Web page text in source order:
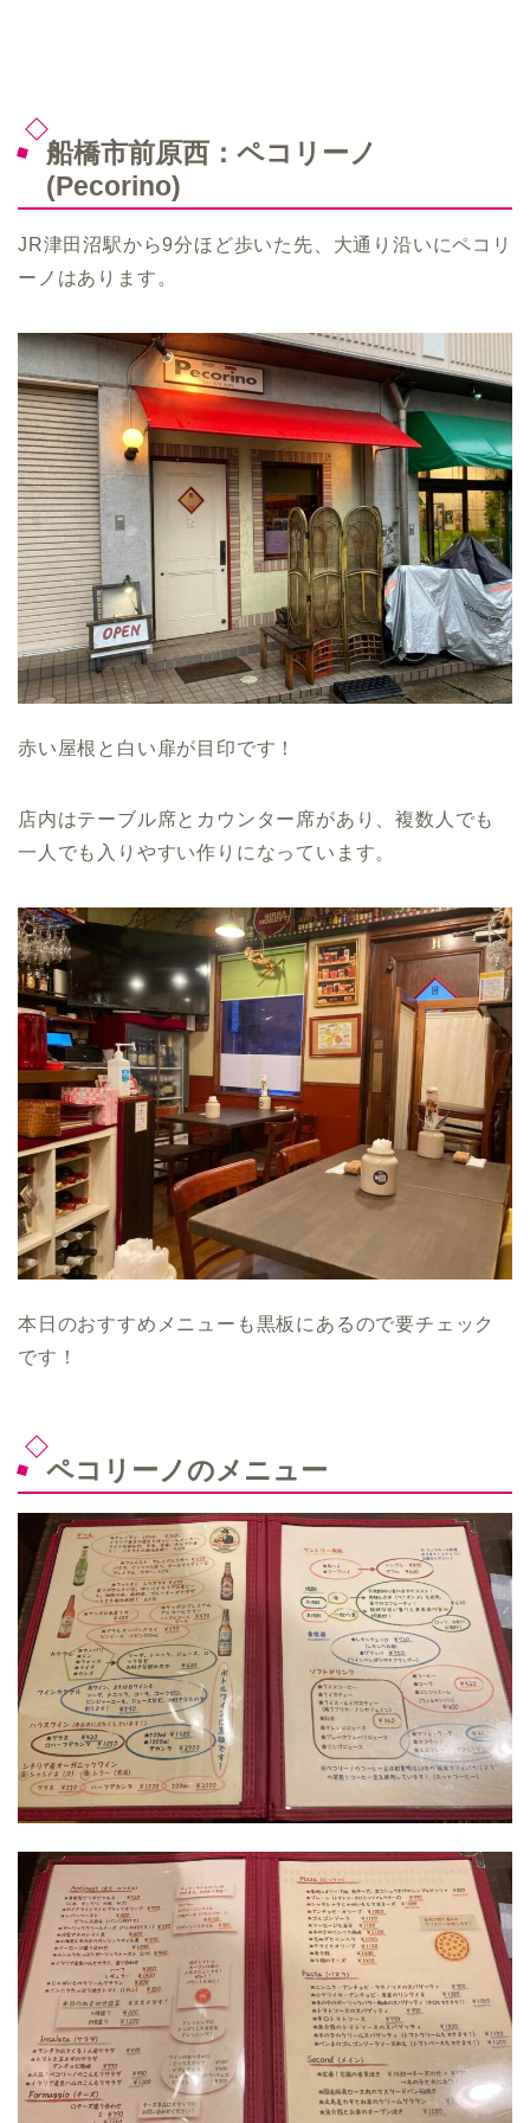
船橋市前原西：ペコリーノ
(Pecorino)
JR津田沼駅から9分ほど歩いた先、大通り沿いにペコリ
ーノはあります。
赤い屋根と白い扉が目印です！
店内はテーブル席とカウンター席があり、複数人でも
一人でも入りやすい作りになっています。
本日のおすすめメニューも黒板にあるので要チェック
です！
ペコリーノのメニュー